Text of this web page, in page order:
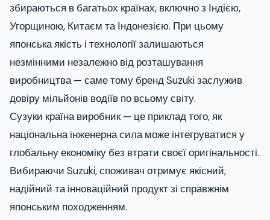
збираються в багатьох країнах, включно з Індією,
Угорщиною, Китаєм та Індонезією. При цьому
японська якість і технології залишаються
незмінними незалежно від розташування
виробництва — саме тому бренд Suzuki заслужив
довіру мільйонів водіїв по всьому світу.
Сузуки країна виробник — це приклад того, як
національна інженерна сила може інтегруватися у
глобальну економіку без втрати своєї оригінальності.
Вибираючи Suzuki, споживач отримує якісний,
надійний та інноваційний продукт зі справжнім
японським походженням.